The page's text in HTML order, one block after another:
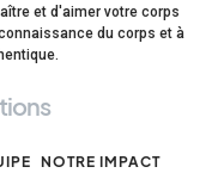
et d'aimer votre corps
du corps et à
NOTRE IMPACT